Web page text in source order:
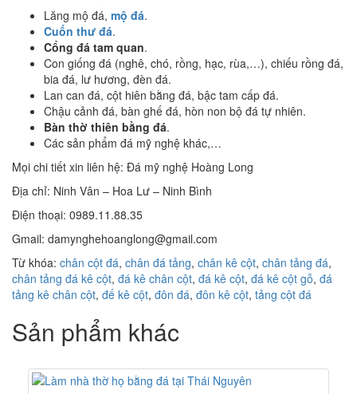
Lăng mộ đá, mộ đá.
Cuốn thư đá.
Cổng đá tam quan.
Con giống đá (nghê, chó, rồng, hạc, rùa,…), chiếu rồng đá,
bia đá, lư hương, đèn đá.
Lan can đá, cột hiên bằng đá, bậc tam cấp đá.
Chậu cảnh đá, bàn ghế đá, hòn non bộ đá tự nhiên.
Bàn thờ thiên bằng đá.
Các sản phẩm đá mỹ nghệ khác,…
Mọi chi tiết xin liên hệ: Đá mỹ nghệ Hoàng Long
Địa chỉ: Ninh Vân – Hoa Lư – Ninh Bình
Điện thoại: 0989.11.88.35
Gmail: damynghehoanglong@gmail.com
Từ khóa: chân cột đá, chân đá tảng, chân kê cột, chân tảng đá,
chân tảng đá kê cột, đá kê chân cột, đá kê cột, đá kê cột gỗ, đá
tảng kê chân cột, đế kê cột, đôn đá, đôn kê cột, tảng cột đá
Sản phẩm khác